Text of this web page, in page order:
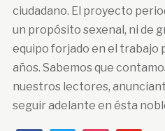
ciudadano. El proyecto
un propósito sexenal, ni de
equipo forjado en el trabajo
años. Sabemos que
nuestros lectores,
seguir adelante en ésta